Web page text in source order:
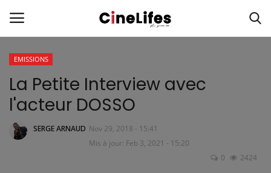
Accueil
A propos
EMISSIONS
La Petite Interview avec
l'acteur DOSSO
SERGE ARNAUD Nov 29, 2018 - 15:41
Mis à jour: Feb 3, 2021 - 15:20
0
2424